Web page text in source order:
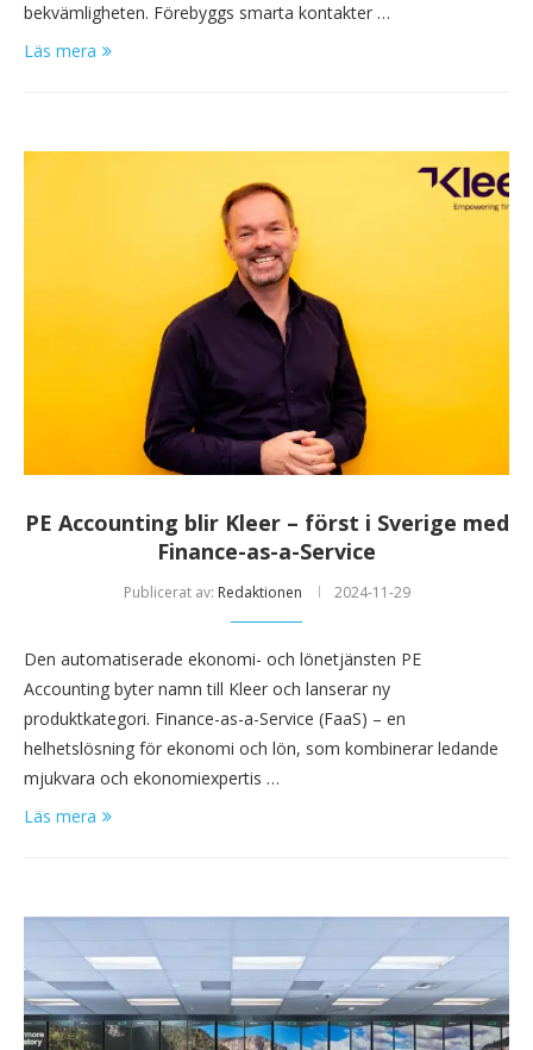
bekvämligheten. Förebyggs smarta kontakter …
Läs mera
PE Accounting blir Kleer – först i Sverige med
Finance-as-a-Service
Publicerat av: Redaktionen 2024-11-29
Den automatiserade ekonomi- och lönetjänsten PE
Accounting byter namn till Kleer och lanserar ny
produktkategori. Finance-as-a-Service (FaaS) – en
helhetslösning för ekonomi och lön, som kombinerar ledande
mjukvara och ekonomiexpertis …
Läs mera